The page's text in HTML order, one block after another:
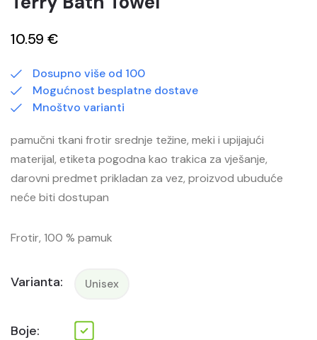
10.59 €
Dosupno više od 100
Mogućnost besplatne dostave
Mnoštvo varianti
pamučni tkani frotir srednje težine, meki i upijajući
materijal, etiketa pogodna kao trakica za vješanje,
darovni predmet prikladan za vez, proizvod ubuduće
neće biti dostupan
Frotir, 100 % pamuk
Varianta: Unisex
Boje: